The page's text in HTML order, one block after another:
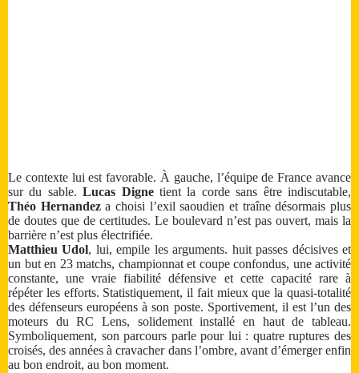
Le contexte lui est favorable. À gauche, l’équipe de France avance
sur du sable.Lucas Dignetient la corde sans être indiscutable,
Théo Hernandeza choisi l’exil saoudien et traîne désormais plus
de doutes que de certitudes. Le boulevard n’est pas ouvert, mais la
barrière n’est plus électrifiée.
Matthieu Udol, lui, empile les arguments. huit passes décisives et
un but en 23 matchs, championnat et coupe confondus, une activité
constante, une vraie fiabilité défensive et cette capacité rare à
répéter les efforts. Statistiquement, il fait mieux que la quasi-totalité
des défenseurs européens à son poste. Sportivement, il est l’un des
moteurs du RC Lens, solidement installé en haut de tableau.
Symboliquement, son parcours parle pour lui : quatre ruptures des
croisés, des années à cravacher dans l’ombre, avant d’émerger enfin
au bon endroit, au bon moment.